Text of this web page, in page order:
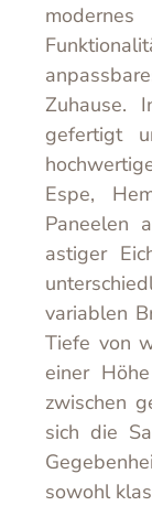
Zuhause.
gefertigt
Espe,
Paneelen
astiger
variablen
Tiefe von
einer
zwischen
sich die
sowohl